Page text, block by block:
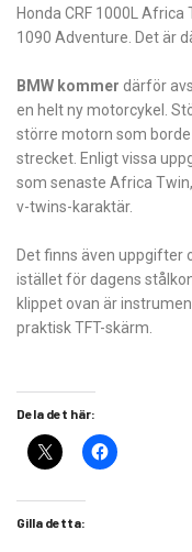
Honda CRF 1000L
1090 Adventure. Det är
BMW kommer därför
en helt ny motorcykel.
större motorn som
strecket. Enligt vissa
som senaste Africa
v-twins-karaktär.
Det finns även uppgifter
istället för dagens
klippet ovan är
praktisk TFT-skärm.
Dela det här:
Gilla detta: